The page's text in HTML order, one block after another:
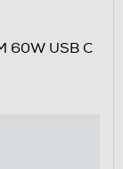
60W USB C